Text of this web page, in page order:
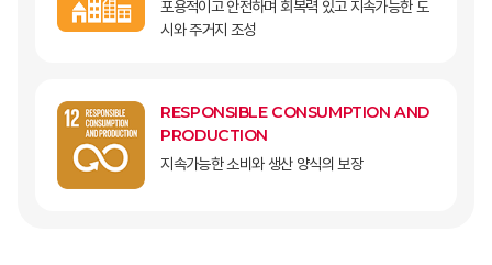
포용적이고 안전하며 회복력 있고 지속가능한 도
시와 주거지 조성
RESPONSIBLE CONSUMPTION AND
PRODUCTION
지속가능한 소비와 생산 양식의 보장